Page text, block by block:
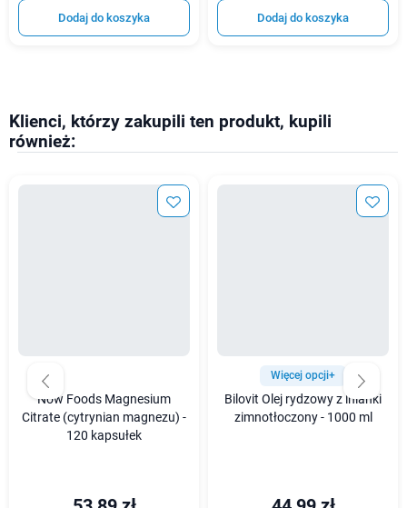
Dodaj do koszyka Dodaj do koszyka
Klienci, którzy zakupili ten produkt, kupili
również:
Now Foods Magnesium
Citrate (cytrynian magnezu) -
120 kapsułek
Więcej opcji+
Bilovit Olej rydzowy z lnianki
zimnotłoczony - 1000 ml